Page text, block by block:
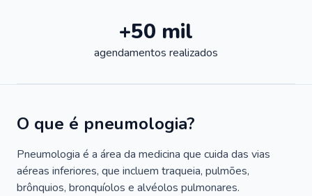
+50 mil
agendamentos realizados
O que é pneumologia?
Pneumologia é a área da medicina que cuida das vias
aéreas inferiores, que incluem traqueia, pulmões,
brônquios, bronquíolos e alvéolos pulmonares.